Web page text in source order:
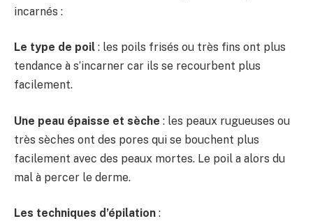
incarnés :
Le type de poil : les poils frisés ou très fins ont plus
tendance à s’incarner car ils se recourbent plus
facilement.
Une peau épaisse et sèche : les peaux rugueuses ou
très sèches ont des pores qui se bouchent plus
facilement avec des peaux mortes. Le poil a alors du
mal à percer le derme.
Les techniques d’épilation :